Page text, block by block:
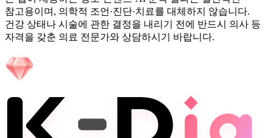
참고용이며, 의학적 조언·진단·치료를 대체하지 않습니다.
건강 상태나 시술에 관한 결정을 내리기 전에 반드시 의사 등
자격을 갖춘 의료 전문가와 상담하시기 바랍니다.